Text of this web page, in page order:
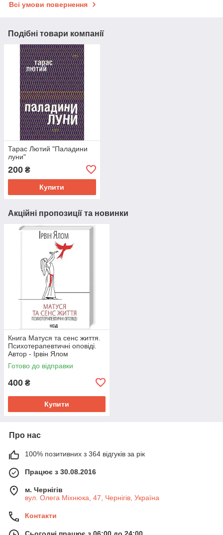
Всі умови повернення
Подібні товари компанії
Тарас Лютий "Паладини
луни"
200 ₴
Купити
Акційні пропозиції та новинки
Книга Матуся та сенс життя.
Психотерапевтичні оповіді.
Автор - Ірвін Ялом
Готово до відправки
400 ₴
Купити
Про нас
100% позитивних з 364 відгуків за рік
Працює з 30.08.2016
м. Чернігів
вул. Олега Міхнюка, 47, Чернігів, Україна
Контакти